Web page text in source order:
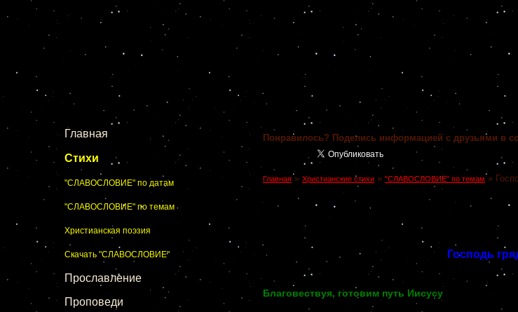
Главная
Стихи
"СЛАВОСЛОВИЕ" по датам
"СЛАВОСЛОВИЕ" по темам
Христианская поэзия
Скачать "СЛАВОСЛОВИЕ"
Прославление
Проповеди
Понравилось? Поделись информацией с друзьями в
Главная » Христианские стихи » "СЛАВОСЛОВИЕ" по темам »
Господь
Благовествуя, готовим путь Иисусу